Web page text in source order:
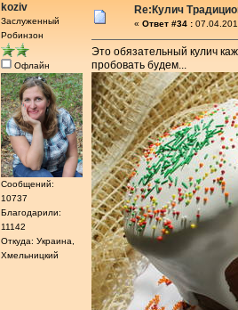
koziv
Заслуженный
Робинзон
Офлайн
Сообщений:
10737
Благодарили:
11142
Откуда: Украина,
Хмельницкий
Re:Кулич
« Ответ #34 :
Это обязательный кулич
пробовать будем...